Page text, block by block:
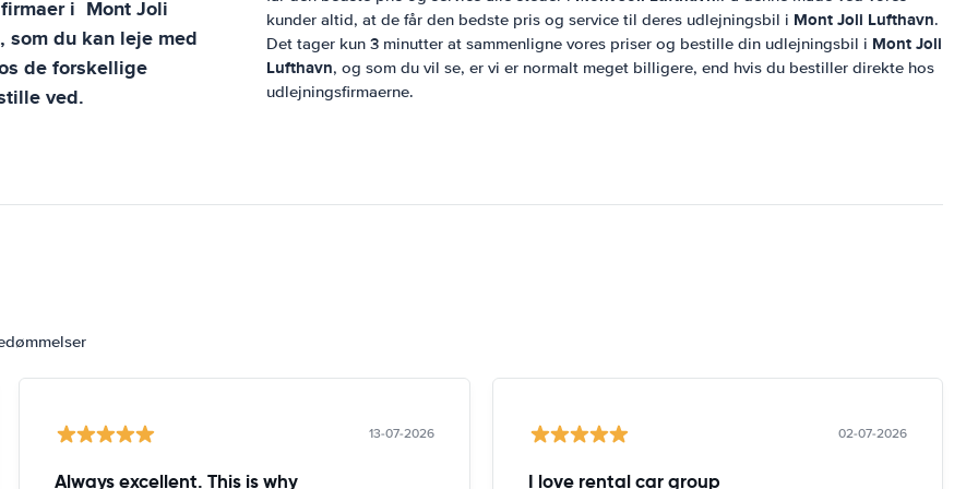
i Mont Joli
du kan leje med
de forskellige
ved.
kunder altid, at de får den bedste pris og service til deres udlejningsbil i Mont Joli Lufthavn.
Det tager kun 3 minutter at sammenligne vores priser og bestille din udlejningsbil i Mont Joli
Lufthavn, og som du vil se, er vi er normalt meget billigere, end hvis du bestiller direkte hos
udlejningsfirmaerne.
13-07-2026
Always excellent. This is why
02-07-2026
I love rental car group